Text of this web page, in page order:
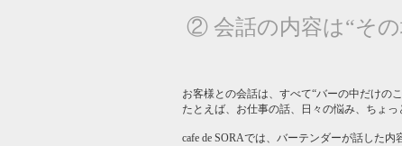
② 会話の内容は“そ
お客様との会話は、すべて“バーの中だけの
たとえば、お仕事の話、日々の悩み、ちょっ
cafe de SORAでは、バーテンダーが話した